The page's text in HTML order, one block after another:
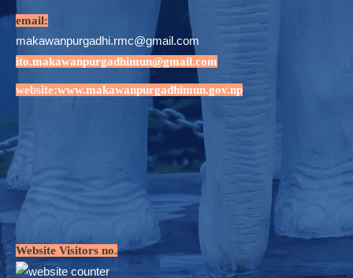
email:
makawanpurgadhi.rmc@gmail.com
ito.makawanpurgadhimun@gmail.com
website:www.makawanpurgadhimun.gov.np
Website Visitors no.